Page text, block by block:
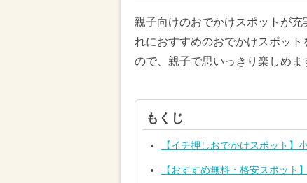
親子向けのおでかけスポットが
れにおすすめのおでかけスポッ
ので、親子で思いっきり楽しめま
もくじ
【イチ押しおでかけスポット】
【おすすめ無料・格安スポット